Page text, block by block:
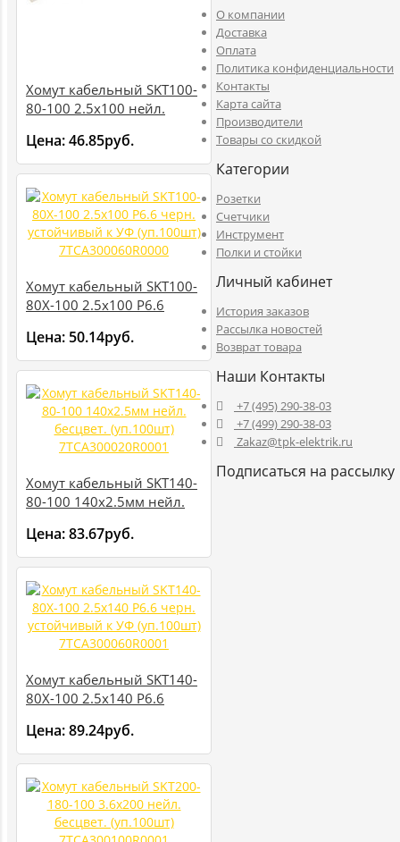
Хомут кабельный SKT100-
80-100 2.5х100 нейл.
7TCA300020R0000
Цена:46.85руб.
Хомут кабельный SKT100-
80X-100 2.5х100 P6.6
(уп.100шт)
7TCA300060R0000
Цена: 50.14руб.
Хомут кабельный SKT140-
80-100 140х2.5мм нейл.
7TCA300020R0001
Цена:83.67руб.
Хомут кабельный SKT140-
80X-100 2.5х140 P6.6
(уп.100шт)
7TCA300060R0001
Цена:89.24руб.
O компании
Доставка
Оплата
Политика конфиденциальности
Контакты
Карта сайта
Производители
Товары со скидкой
Категории
Розетки
Счетчики
Инструмент
Полки и стойки
Личный кабинет
История заказов
Рассылка новостей
Возврат товара
Наши Контакты
+7 (495) 290-38-03
+7 (499) 290-38-03
Zakaz@tpk-elektrik.ru
Подписаться на рассылку